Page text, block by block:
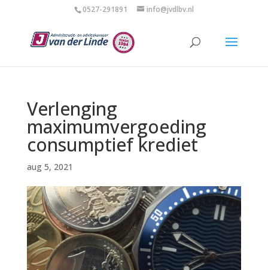
0527-291891 info@jvdlbv.nl
Verlenging
maximumvergoeding
consumptief krediet
aug 5, 2021